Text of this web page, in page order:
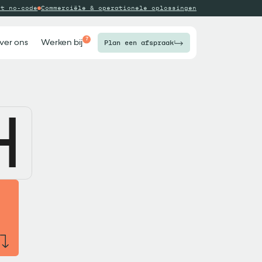
no-code Commerciële & operationele oplossingen
ons Werken bij 7 Plan een afspraak